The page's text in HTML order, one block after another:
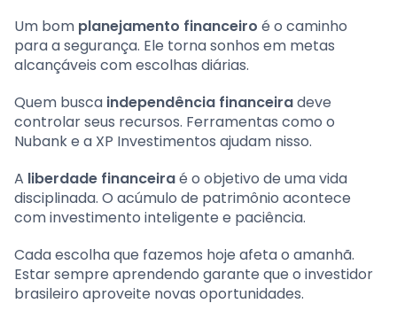
Um bom planejamento financeiro é o caminho
para a segurança. Ele torna sonhos em metas
alcançáveis com escolhas diárias.
Quem busca independência financeiradeve
controlar seus recursos. Ferramentas como o
Nubank e a XP Investimentos ajudam nisso.
A liberdade financeiraé o objetivo de uma vida
disciplinada. O acúmulo de patrimônio acontece
com investimento inteligente e paciência.
Cada escolha que fazemos hoje afeta o amanhã.
Estar sempre aprendendo garante que o investidor
brasileiro aproveite novas oportunidades.